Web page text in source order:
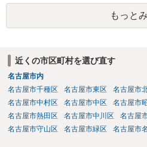
定される可能性が高いです。ご参考に
もっと
近くの市区町村を選び直す
名古屋市内
名古屋市千種区
名古屋市東区 名古屋市
名古屋市中村区
名古屋市中区 名古屋市
名古屋市熱田区
名古屋市中川区 名古屋
名古屋市守山区
名古屋市緑区 名古屋市